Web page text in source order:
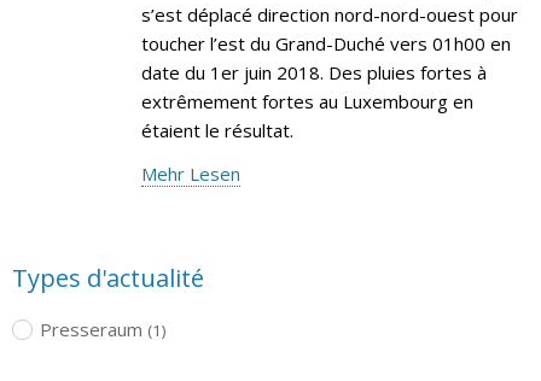
s’est déplacé direction nord-nord-ouest pour
toucher l’est du Grand-Duché vers 01h00 en
date du 1er juin 2018. Des pluies fortes à
extrêmement fortes au Luxembourg en
étaient le résultat.
Mehr Lesen
Types d'actualité
Presseraum (1)